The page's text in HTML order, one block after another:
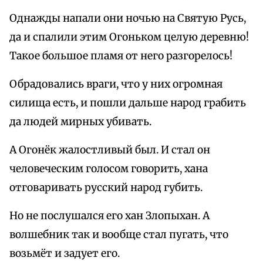
Однажды напали они ночью на Святую Русь,
да и спалили этим Огоньком целую деревню!
Такое большое пламя от него разгорелось!
Обрадовались враги, что у них огромная
силища есть, и пошли дальше народ грабить
да людей мирных убивать.
А Огонёк жалостливый был. И стал он
человеческим голосом говорить, хана
отговаривать русский народ губить.
Но не послушался его хан Злопыхан. А
волшебник так и вообще стал пугать, что
возьмёт и задует его.